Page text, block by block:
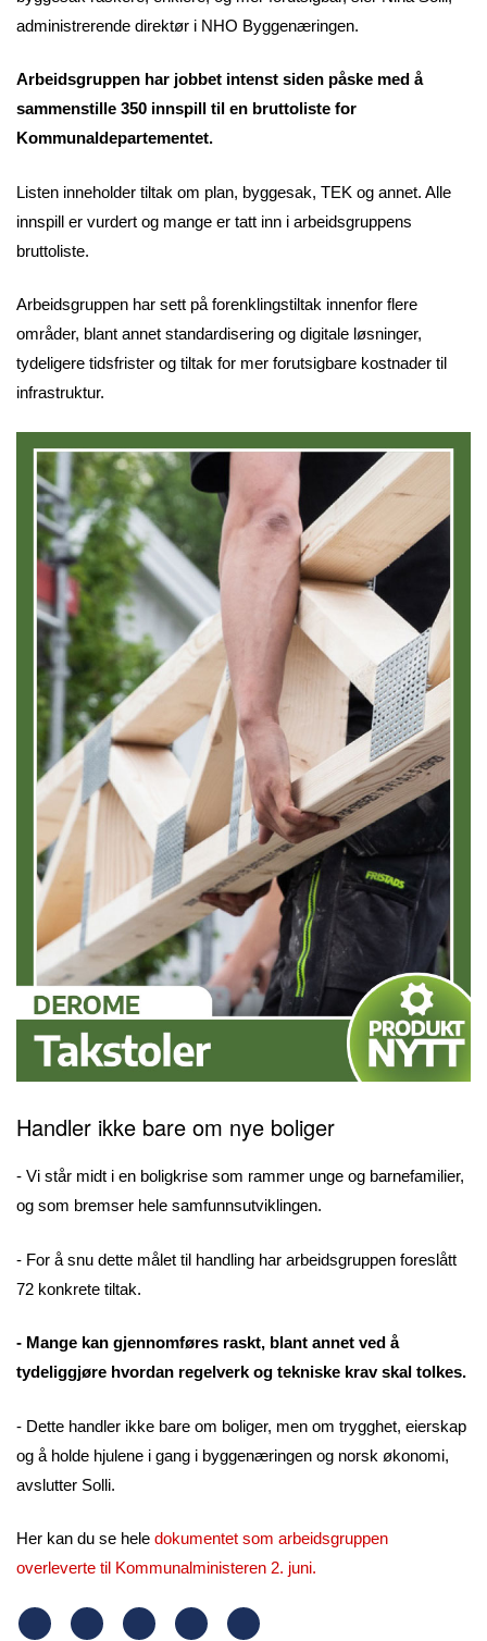
administrerende direktør i NHO Byggenæringen.
Arbeidsgruppen har jobbet intenst siden påske med å
sammenstille 350 innspill til en bruttoliste for
Kommunaldepartementet.
Listen inneholder tiltak om plan, byggesak, TEK og annet. Alle
innspill er vurdert og mange er tatt inn i arbeidsgruppens
bruttoliste.
Arbeidsgruppen har sett på forenklingstiltak innenfor flere
områder, blant annet standardisering og digitale løsninger,
tydeligere tidsfrister og tiltak for mer forutsigbare kostnader til
infrastruktur.
Handler ikke bare om nye boliger
- Vi står midt i en boligkrise som rammer unge og barnefamilier,
og som bremser hele samfunnsutviklingen.
- For å snu dette målet til handling har arbeidsgruppen foreslått
72 konkrete tiltak.
- Mange kan gjennomføres raskt, blant annet ved å
tydeliggjøre hvordan regelverk og tekniske krav skal tolkes.
- Dette handler ikke bare om boliger, men om trygghet, eierskap
og å holde hjulene i gang i byggenæringen og norsk økonomi,
avslutter Solli.
Her kan du se hele dokumentet som arbeidsgruppen
overleverte til Kommunalministeren 2. juni.